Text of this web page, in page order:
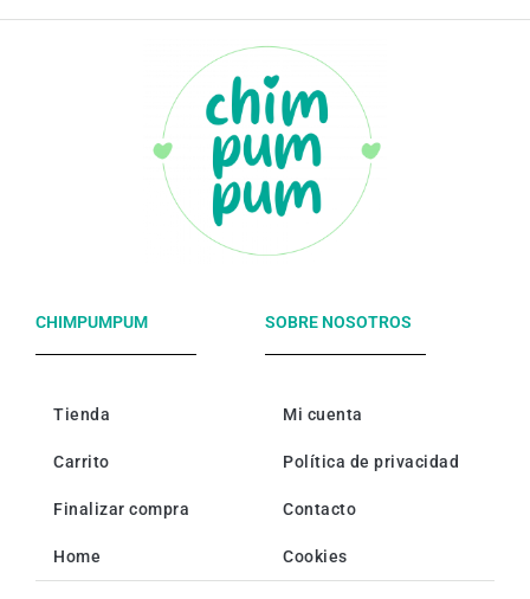
CHIMPUMPUM
Tienda
Carrito
Finalizar compra
Home
SOBRE NOSOTROS
Mi cuenta
Política de privacidad
Contacto
Cookies